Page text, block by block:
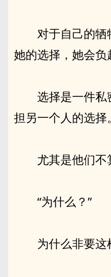
对于自己的
她的选择，她会负
选择是一件
担另一个人的选择。
尤其是他们不
“为什么？”
为什么非要这